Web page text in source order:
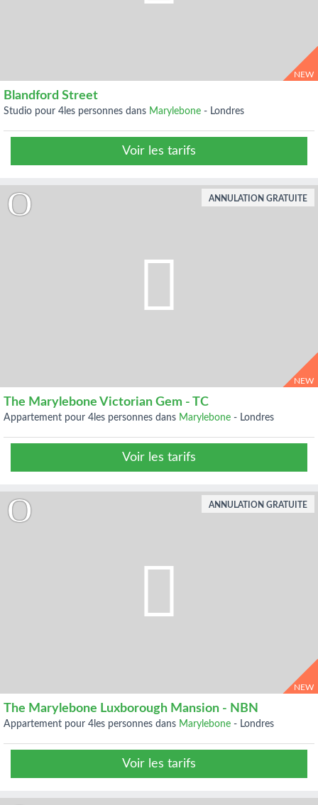
NEW
Blandford Street
studio pour 4les personnes dans Marylebone - Londres
Voir les tarifs
NEW
The Marylebone Victorian Gem - TC
appartement pour 4les personnes dans Marylebone - Londres
Voir les tarifs
ANNULATION GRATUITE
NEW
The Marylebone Luxborough Mansion - NBN
appartement pour 4les personnes dans Marylebone - Londres
Voir les tarifs
ANNULATION GRATUITE